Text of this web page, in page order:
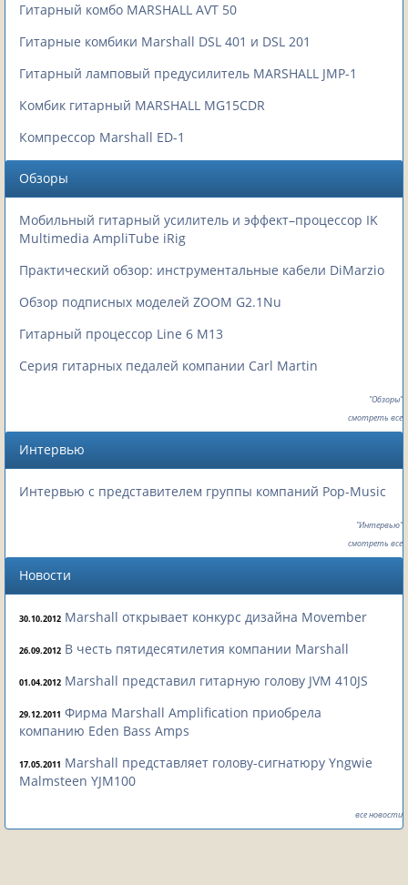
Гитарный комбо MARSHALL AVT 50
Гитарные комбики Marshall DSL 401 и DSL 201
Гитарный ламповый предусилитель MARSHALL JMP-1
Комбик гитарный MARSHALL MG15CDR
Компрессор Marshall ED-1
Обзоры
Мобильный гитарный усилитель и эффект–процессор IK
Multimedia AmpliTube iRig
Практический обзор: инструментальные кабели DiMarzio
Обзор подписных моделей ZOOM G2.1Nu
Гитарный процессор Line 6 M13
Серия гитарных педалей компании Carl Martin
"Обзоры"
смотреть все
Интервью
Интервью с представителем группы компаний Pop-Music
"Интервью"
смотреть все
Новости
30.10.2012 Marshall открывает конкурс дизайна Movember
26.09.2012 В честь пятидесятилетия компании Marshall
01.04.2012 Marshall представил гитарную голову JVM 410JS
29.12.2011 Фирма Marshall Amplification приобрела
компанию Eden Bass Amps
17.05.2011 Marshall представляет голову-сигнатюру Yngwie
Malmsteen YJM100
все новости